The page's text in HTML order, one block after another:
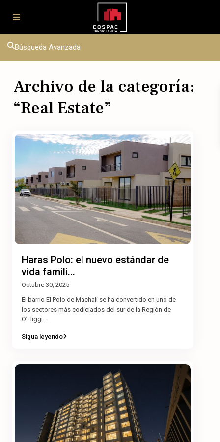
Búsqueda Avanzada
Archivo de la categoría:
“Real Estate”
Haras Polo: el nuevo estándar de
vida famili...
Octubre 30, 2025
El barrio El Polo de Machalí se ha convertido en uno de
los sectores más codiciados del sur de la Región de
O’Higgi
Sigua leyendo